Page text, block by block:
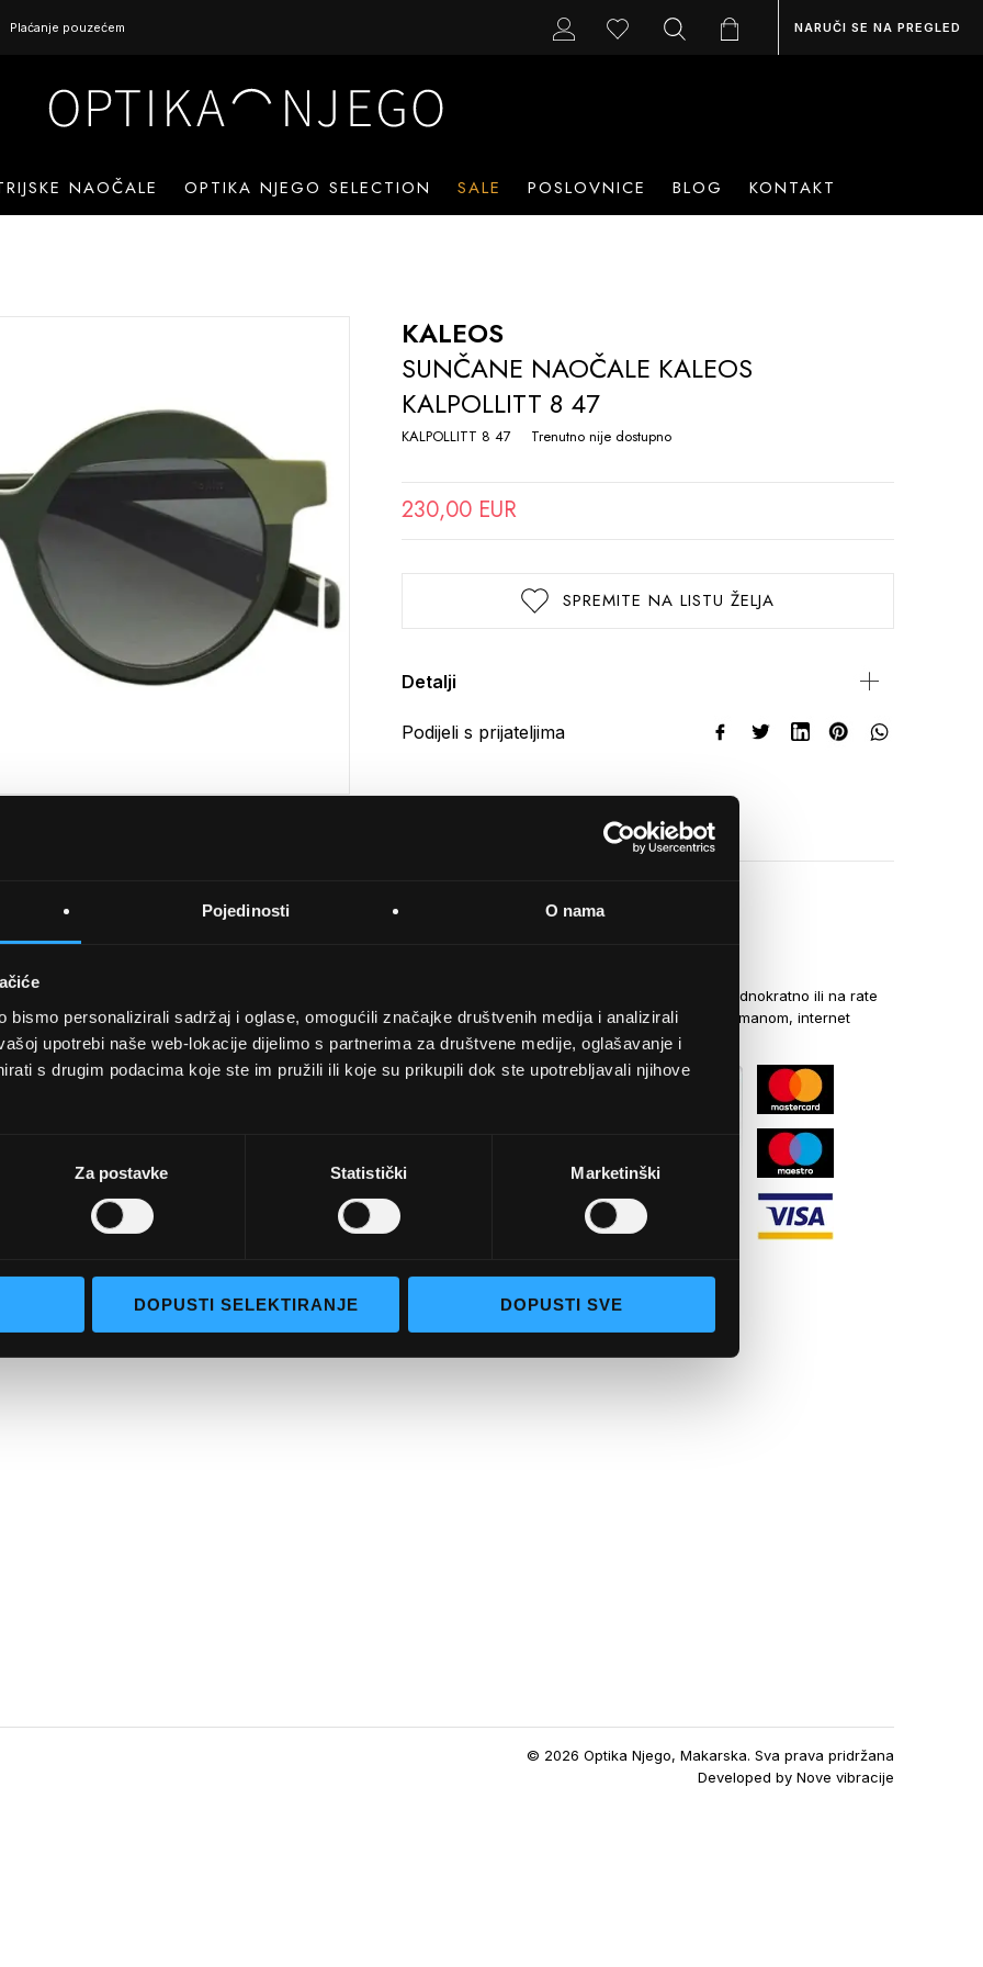
Pojedinosti O nama
bismo personalizirali sadržaj i oglase, omogućili značajke društvenih medija i analizirali
upotrebi naše web-lokacije dijelimo s partnerima za društvene medije, oglašavanje i
s drugim podacima koje ste im pružili ili koje su prikupili dok ste upotrebljavali njihove
Za postavke Statistički Marketinški
DOPUSTI SELEKTIRANJE DOPUSTI SVE
Plaćanje pouzećem NARUČI SE NA PREGLED
NAOČALE OPTIKA NJEGO SELECTION SALE POSLOVNICE BLOG KONTAKT
KALEOS
SUNČANE NAOČALE KALEOS
KALPOLLITT 8 47
KALPOLLITT 8 47 Trenutno nije dostupno
230,00 EUR
SPREMITE NA LISTU ŽELJA
Detalji
Podijeli s prijateljima
Uvjeti korištenja
Pojmovi za pretraživanje
Kontaktirajte nas
Kreditnim karticama jednokratno ili na rate
općom uplatnicom, virmanom, internet
bankarstvom
© 2026 Optika Njego, Makarska. Sva prava pridržana
Developed byNove vibracije